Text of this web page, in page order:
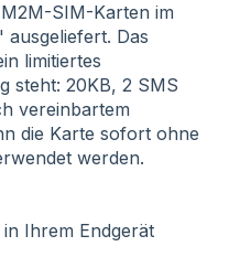
SIM-Karten im
ausgeliefert. Das
limitiertes
steht: 20KB, 2 SMS
vereinbartem
die Karte sofort ohne
werden.
Ihrem Endgerät